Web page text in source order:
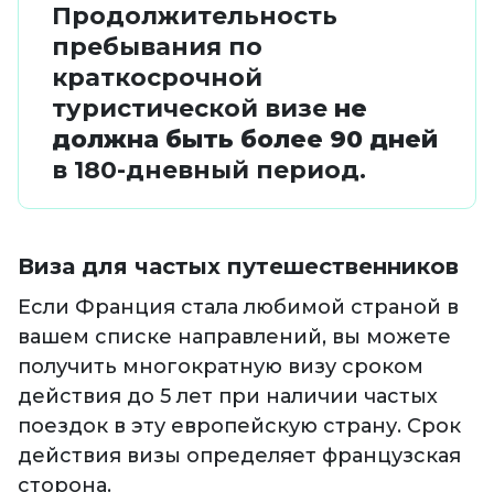
Продолжительность
пребывания по
краткосрочной
туристической визе не
должна быть более 90 дней
в 180-дневный период.
Виза для частых путешественников
Если Франция стала любимой страной в
вашем списке направлений, вы можете
получить многократную визу сроком
действия до 5 лет при наличии частых
поездок в эту европейскую страну. Срок
действия визы определяет французская
сторона.